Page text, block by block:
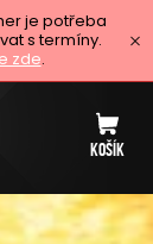
je potřeba
s termíny.
zde.
KOŠÍK